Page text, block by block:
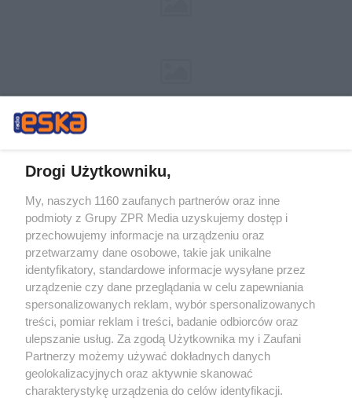
Żaden utwór zamieszczony w serwisie nie może być powielany i
rozpowszechniany lub dalej rozpowszechniany w jakikolwiek sposób (w
tym także elektroniczny lub mechaniczny) na jakimkolwiek polu
eksploatacji w jakiejkolwiek formie, włącznie z umieszczaniem w Internecie
bez pisemnej zgody właściciela praw. Jakiekolwiek użycie lub
wykorzystanie utworów w całości lub w części z naruszeniem prawa, tzn.
bez właściwej zgody, jest zabronione pod groźbą kary i może być ścigane
prawnie.
Drogi Użytkowniku,
My, naszych 1160 zaufanych partnerów oraz inne
podmioty z Grupy ZPR Media uzyskujemy dostęp i
przechowujemy informacje na urządzeniu oraz
przetwarzamy dane osobowe, takie jak unikalne
identyfikatory, standardowe informacje wysyłane przez
urządzenie czy dane przeglądania w celu zapewniania
spersonalizowanych reklam, wybór spersonalizowanych
treści, pomiar reklam i treści, badanie odbiorców oraz
ulepszanie usług. Za zgodą Użytkownika my i Zaufani
Partnerzy możemy używać dokładnych danych
geolokalizacyjnych oraz aktywnie skanować
charakterystykę urządzenia do celów identyfikacji.